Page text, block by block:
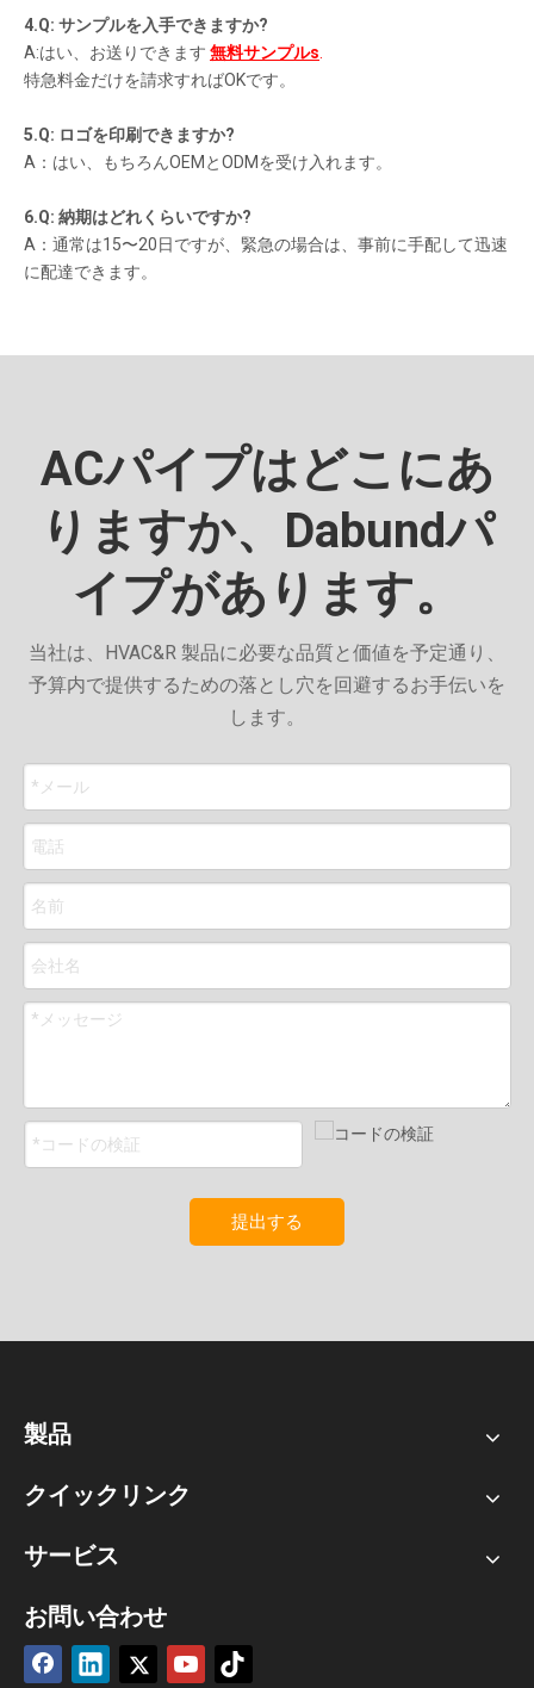
4.Q: サンプルを入手できますか?
A:はい、お送りできます 無料サンプルs
特急料金だけを請求すればOKです。
5.Q: ロゴを印刷できますか?
A：はい、もちろんOEMとODMを受け入れます。
6.Q: 納期はどれくらいですか?
A：通常は15〜20日ですが、緊急の場合は、事前に手配して迅速
に配達できます。
ACパイプはどこにあ
りますか、Dabundパ
イプがあります。
当社は、HVAC&R 製品に必要な品質と価値を予定通り、
予算内で提供するための落とし穴を回避するお手伝いを
します。
提出する
製品
クイックリンク
サービス
お問い合わせ